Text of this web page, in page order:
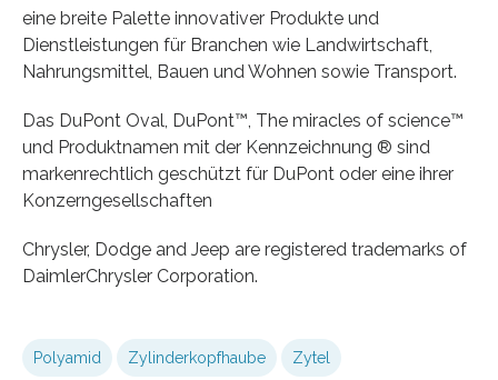
eine breite Palette innovativer Produkte und
Dienstleistungen für Branchen wie Landwirtschaft,
Nahrungsmittel, Bauen und Wohnen sowie Transport.
Das DuPont Oval, DuPont™, The miracles of science™
und Produktnamen mit der Kennzeichnung ® sind
markenrechtlich geschützt für DuPont oder eine ihrer
Konzerngesellschaften
Chrysler, Dodge and Jeep are registered trademarks of
DaimlerChrysler Corporation.
Polyamid Zylinderkopfhaube Zytel